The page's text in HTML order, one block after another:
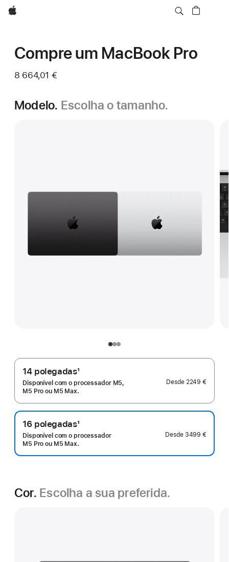
Apple
Compre um MacBook Pro
8 664,01 €
Modelo. Escolha o tamanho.
14 polegadas
Nota
de
rodapé
1
Disponível com o processador M5,
M5 Pro ou M5 Max.
Desde 2249 €
16 polegadas
Nota
de
rodapé
1
Disponível com o processador
M5 Pro ou M5 Max.
Desde 3499 €
Cor. Escolha a sua preferida.